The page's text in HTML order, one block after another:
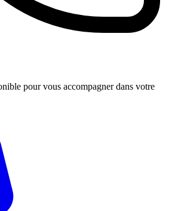
pour vous accompagner dans votre